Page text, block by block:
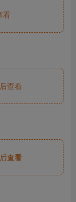
看
查看
查看